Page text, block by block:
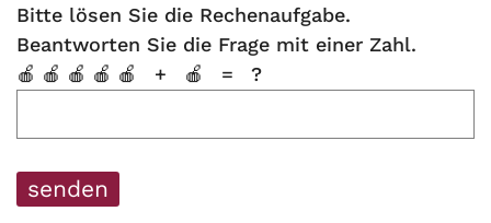
Bitte
dieses
Feld
Bitte
dieses
Feld
Bitte lösen Sie die Rechenaufgabe.
Beantworten Sie die Frage mit einer Zahl.
🍎🍎🍎🍎🍎 + 🍎 = ?